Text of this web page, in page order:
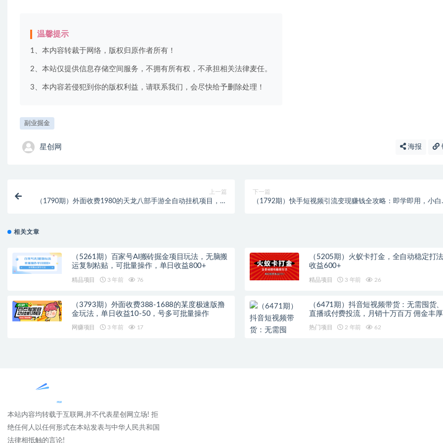
温馨提示
1、本内容转裁于网络，版权归原作者所有！
2、本站仅提供信息存储空间服务，不拥有所有权，不承担相关法律麦任。
3、本内容若侵犯到你的版权利益，请联系我们，会尽快给予删除处理！
副业掘金
星创网 海报
上一篇
（1790期）外面收费1980的天龙八部手游全自动挂机项目，单
下一篇
（1792期）快手短视频引流变现赚钱全攻略：即学即用，小白
相关文章
（5261期）百家号AI搬砖掘金项目玩法，无脑搬
运复制粘贴，可批量操作，单日收益800+
精品项目 3 年前 76
（5205期）火蚁卡打金，全自动稳定打
收益600+
精品项目 3 年前 26
（3793期）外面收费388-1688的某度极速版撸
金玩法，单日收益10-50，号多可批量操作
网赚项目 3 年前 17
（6471期）抖音短视频带货：无需囤货
直播或付费投流，月销十万百万 佣金丰厚
热门项目 2 年前 62
本站内容均转载于互联网,并不代表星创网立场! 拒
绝任何人以任何形式在本站发表与中华人民共和国
法律相抵触的言论!